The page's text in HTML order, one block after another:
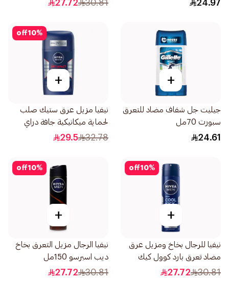
24.97
30.81
27.72
+
جيليت جل شفاف مضاد للتعرق
سبورت 70مل
24.61
10%
off
+
نيفيا مزيل عرق ستيك صلب
لحماية ميكانيكية جافة دراي
إمباكت 50مل
32.78
29.5
10%
off
+
نيفيا للرجال بخاخ ومزيل عرق
مضاد تعرق بارد كوول كيك
المنعش 150مل
30.81
27.72
10%
off
+
نيفيا الرجال مزيل التعرق بخاخ
ديب اسبرسو 150مل
30.81
27.72